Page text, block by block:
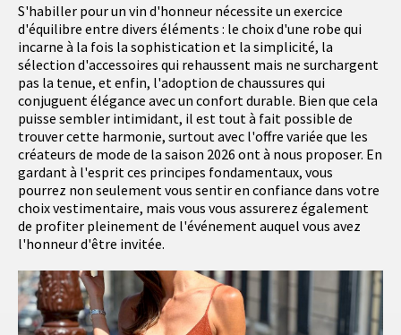
S'habiller pour un vin d'honneur nécessite un exercice
d'équilibre entre divers éléments : le choix d'une robe qui
incarne à la fois la sophistication et la simplicité, la
sélection d'accessoires qui rehaussent mais ne surchargent
pas la tenue, et enfin, l'adoption de chaussures qui
conjuguent élégance avec un confort durable. Bien que cela
puisse sembler intimidant, il est tout à fait possible de
trouver cette harmonie, surtout avec l'offre variée que les
créateurs de mode de la saison 2026 ont à nous proposer. En
gardant à l'esprit ces principes fondamentaux, vous
pourrez non seulement vous sentir en confiance dans votre
choix vestimentaire, mais vous vous assurerez également
de profiter pleinement de l'événement auquel vous avez
l'honneur d'être invitée.